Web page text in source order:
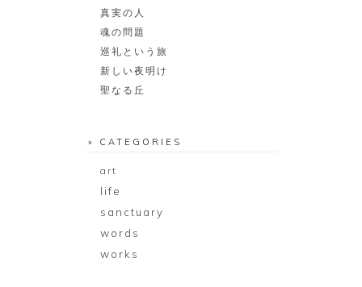
真実の人
魂の問題
巡礼という旅
新しい夜明け
聖なる丘
» CATEGORIES
art
life
sanctuary
words
works